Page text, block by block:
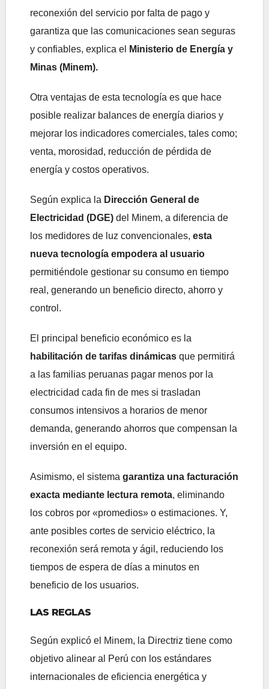
reconexión del servicio por falta de pago y
garantiza que las comunicaciones sean seguras
y confiables, explica el
Ministerio de Energía y
Minas (Minem).
Otra ventajas de esta tecnología es que hace
posible realizar balances de energía diarios y
mejorar los indicadores comerciales, tales como;
venta, morosidad, reducción de pérdida de
energía y costos operativos.
Según explica la Dirección General de
Electricidad (DGE) del Minem, a diferencia de
los medidores de luz convencionales, esta
nueva tecnología empodera al usuario
permitiéndole gestionar su consumo en tiempo
real, generando un beneficio directo, ahorro y
control.
El principal beneficio económico es la
habilitación de tarifas dinámicas que permitirá
a las familias peruanas pagar menos por la
electricidad cada fin de mes si trasladan
consumos intensivos a horarios de menor
demanda, generando ahorros que compensan la
inversión en el equipo.
Asimismo, el sistema garantiza una facturación
exacta mediante lectura remota, eliminando
los cobros por «promedios» o estimaciones. Y,
ante posibles cortes de servicio eléctrico, la
reconexión será remota y ágil, reduciendo los
tiempos de espera de días a minutos en
beneficio de los usuarios.
LAS REGLAS
Según explicó el Minem, la Directriz tiene como
objetivo alinear al Perú con los estándares
internacionales de eficiencia energética y